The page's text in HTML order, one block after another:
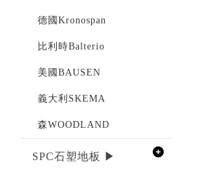
德國Kronospan
比利時Balterio
美國BAUSEN
義大利SKEMA
森WOODLAND
SPC石塑地板 ▶